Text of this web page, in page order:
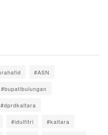
#ASN
#bupatibulungan
#dprdkaltara
#idulfitri #kaltara